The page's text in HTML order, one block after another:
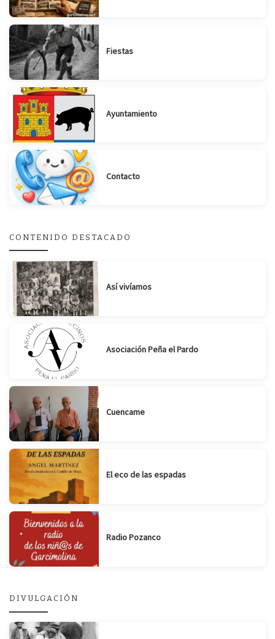
Fiestas
Ayuntamiento
Contacto
CONTENIDO DESTACADO
Así vivíamos
Asociación Peña el Pardo
Cuencame
El eco de las espadas
Radio Pozanco
DIVULGACIÓN
Suscribirse